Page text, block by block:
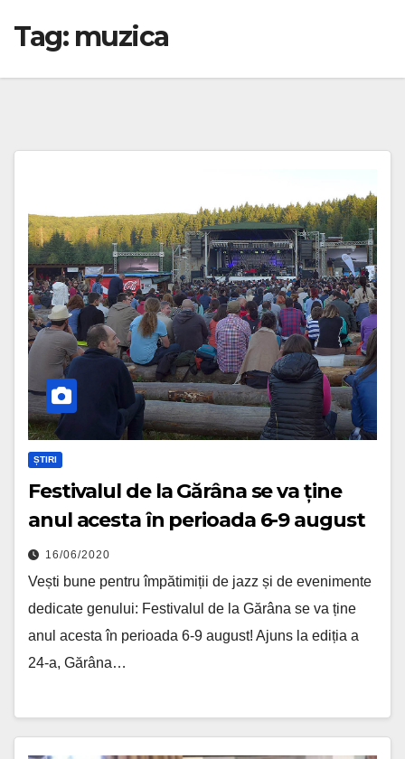
Tag: muzica
ȘTIRI
Festivalul de la Gărâna se va ține
anul acesta în perioada 6-9 august
16/06/2020
Vești bune pentru împătimiții de jazz și de evenimente
dedicate genului: Festivalul de la Gărâna se va ține
anul acesta în perioada 6-9 august! Ajuns la ediția a
24-a, Gărâna…